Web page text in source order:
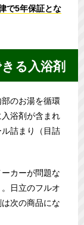
で5年保証とな
る入浴剤
のお湯を循環
浴剤が含まれ
詰まり（目詰
カーが問題な
日立のフルオ
次の商品にな